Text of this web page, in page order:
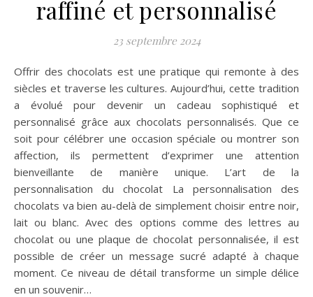
raffiné et personnalisé
23 septembre 2024
Offrir des chocolats est une pratique qui remonte à des
siècles et traverse les cultures. Aujourd’hui, cette tradition
a évolué pour devenir un cadeau sophistiqué et
personnalisé grâce aux chocolats personnalisés. Que ce
soit pour célébrer une occasion spéciale ou montrer son
affection, ils permettent d’exprimer une attention
bienveillante de manière unique. L’art de la
personnalisation du chocolat La personnalisation des
chocolats va bien au-delà de simplement choisir entre noir,
lait ou blanc. Avec des options comme des lettres au
chocolat ou une plaque de chocolat personnalisée, il est
possible de créer un message sucré adapté à chaque
moment. Ce niveau de détail transforme un simple délice
en un souvenir…